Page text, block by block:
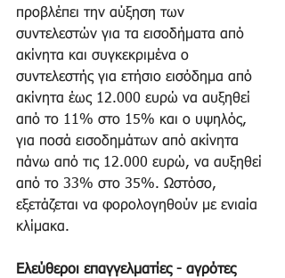
προβλέπει την αύξηση των
συντελεστών για τα εισοδήματα από
ακίνητα και συγκεκριμένα ο
συντελεστής για ετήσιο εισόδημα από
ακίνητα έως 12.000 ευρώ να αυξηθεί
από το 11% στο 15% και ο υψηλός,
για ποσά εισοδημάτων από ακίνητα
πάνω από τις 12.000 ευρώ, να αυξηθεί
από το 33% στο 35%. Ωστόσο,
εξετάζεται να φορολογηθούν με ενιαία
κλίμακα.
Ελεύθεροι επαγγελματίες - αγρότες